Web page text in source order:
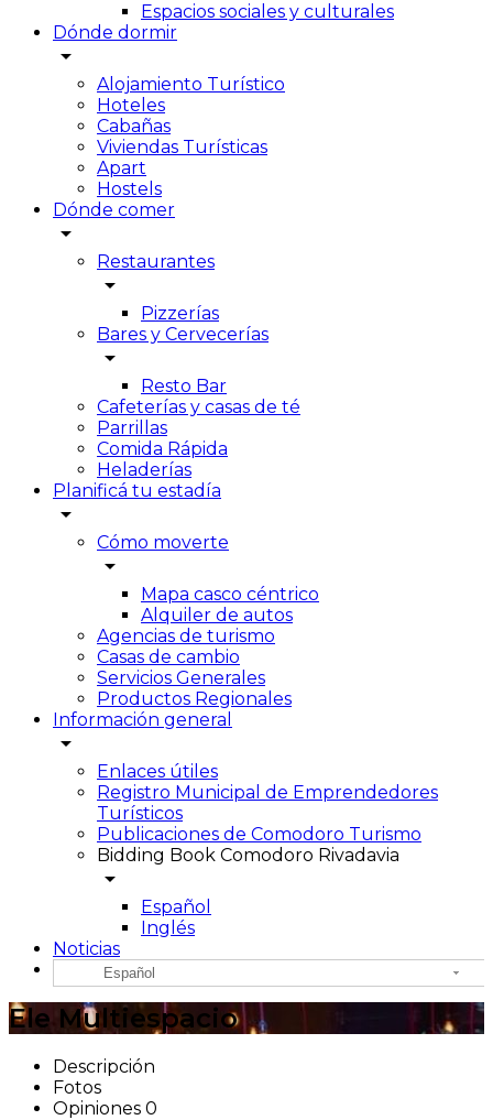
Espacios sociales y culturales
Dónde dormir
arrow_drop_down
Alojamiento Turístico
Hoteles
Cabañas
Viviendas Turísticas
Apart
Hostels
Dónde comer
arrow_drop_down
Restaurantes
arrow_drop_down
Pizzerías
Bares y Cervecerías
arrow_drop_down
Resto Bar
Cafeterías y casas de té
Parrillas
Comida Rápida
Heladerías
Planificá tu estadía
arrow_drop_down
Cómo moverte
arrow_drop_down
Mapa casco céntrico
Alquiler de autos
Agencias de turismo
Casas de cambio
Servicios Generales
Productos Regionales
Información general
arrow_drop_down
Enlaces útiles
Registro Municipal de Emprendedores
Turísticos
Publicaciones de Comodoro Turismo
Bidding Book Comodoro Rivadavia
arrow_drop_down
Español
Inglés
Noticias
Español
Ele Multiespacio
Descripción
Fotos
Opiniones 0